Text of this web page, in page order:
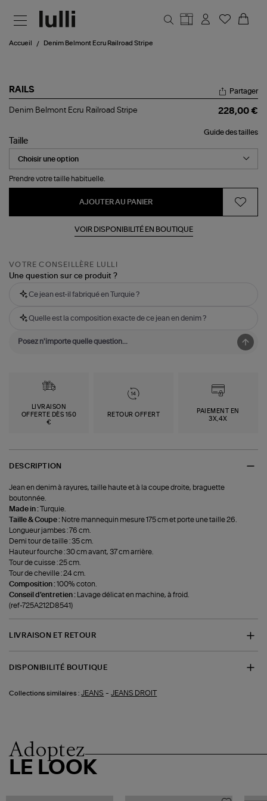
Accueil Denim Belmont Ecru Railroad Stripe
RAILS
Denim
Railroad
Stripe
Partager
Denim Belmont Ecru Railroad Stripe 228,00 €
Guide des tailles
Taille
Prendre votre taille habituelle.
AJOUTER AU PANIER
VOIR DISPONIBILITÉ EN BOUTIQUE
VOTRE CONSEILLÈRE LULLI
Une question sur ce produit ?
Ce jean est-il fabriqué en Turquie ?
Quelle est la composition exacte de ce jean en denim ?
LIVRAISON
OFFERTE DÈS 150
€
RETOUR OFFERT
PAIEMENT EN
3X,4X
DESCRIPTION
Jean en denim à rayures, taille haute et à la coupe droite, braguette
boutonnée.
Made in :
Turquie.
Taille & Coupe : Notre mannequin mesure 175 cm et porte une taille 26.
Longueur jambes : 76 cm.
Demi tour de taille : 35 cm.
Hauteur fourche : 30 cm avant, 37 cm arrière.
Tour de cuisse : 25 cm.
Tour de cheville : 24 cm.
Composition :100% coton.
Conseil d'entretien : Lavage délicat en machine, à froid.
(ref-725A212D8541)
LIVRAISON ET RETOUR
DISPONIBILITÉ BOUTIQUE
Collections similaires : JEANS -JEANS DROIT
Adoptez
LE LOOK